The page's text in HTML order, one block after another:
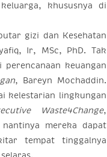
khususnya di
gizi dan Kesehatan
Ir, MSc, PhD. Tak
keuangan
, Bareyn Mochaddin.
kelestarian lingkungan
Waste4Change,
mereka dapat
tempat tinggalnya